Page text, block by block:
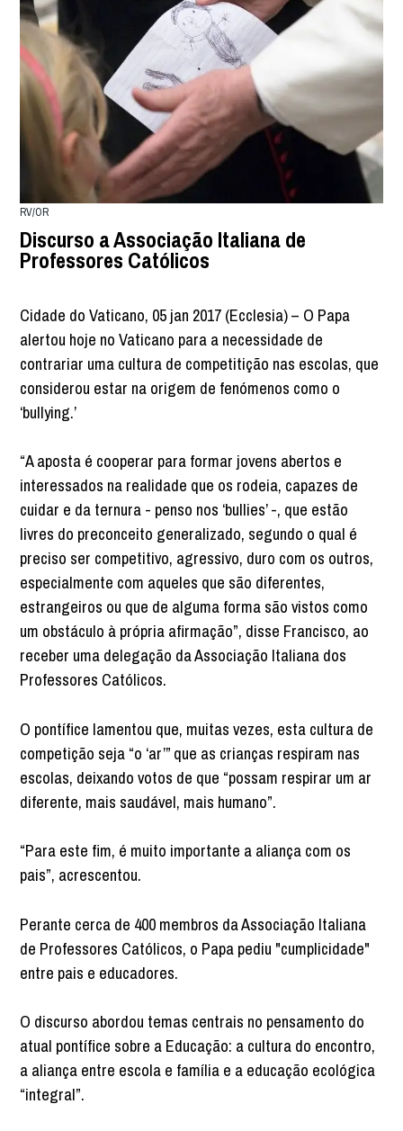
RV/OR
Discurso a Associação Italiana de
Professores Católicos
Cidade do Vaticano, 05 jan 2017 (Ecclesia) – O Papa
alertou hoje no Vaticano para a necessidade de
contrariar uma cultura de competitição nas escolas, que
considerou estar na origem de fenómenos como o
‘bullying.’
“A aposta é cooperar para formar jovens abertos e
interessados na realidade que os rodeia, capazes de
cuidar e da ternura - penso nos ‘bullies’ -, que estão
livres do preconceito generalizado, segundo o qual é
preciso ser competitivo, agressivo, duro com os outros,
especialmente com aqueles que são diferentes,
estrangeiros ou que de alguma forma são vistos como
um obstáculo à própria afirmação”, disse Francisco, ao
receber uma delegação da Associação Italiana dos
Professores Católicos.
O pontífice lamentou que, muitas vezes, esta cultura de
competição seja “o ‘ar’” que as crianças respiram nas
escolas, deixando votos de que “possam respirar um ar
diferente, mais saudável, mais humano”.
“Para este fim, é muito importante a aliança com os
pais”, acrescentou.
Perante cerca de 400 membros da Associação Italiana
de Professores Católicos, o Papa pediu "cumplicidade"
entre pais e educadores.
O discurso abordou temas centrais no pensamento do
atual pontífice sobre a Educação: a cultura do encontro,
a aliança entre escola e família e a educação ecológica
“integral”.